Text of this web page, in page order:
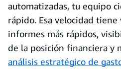
automatizadas, tu equipo
rápido. Esa velocidad tiene
informes más rápidos,
de la posición financiera y
análisis estratégico de